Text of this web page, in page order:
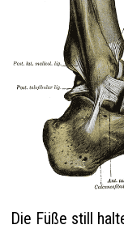
Die Füße still